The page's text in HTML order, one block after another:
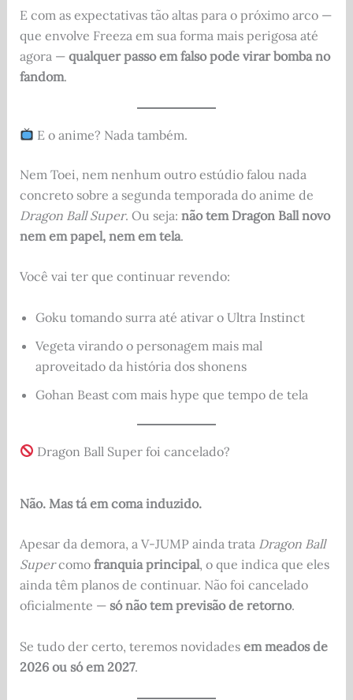
E com as expectativas tão altas para o próximo arco —
que envolve Freeza em sua forma mais perigosa até
agora — qualquer passo em falso pode virar bomba no
fandom.
E o anime? Nada também.
Nem Toei, nem nenhum outro estúdio falou nada
concreto sobre a segunda temporada do anime de
Dragon Ball Super. Ou seja: não tem Dragon Ball novo
nem em papel, nem em tela.
Você vai ter que continuar revendo:
Goku tomando surra até ativar o Ultra Instinct
Vegeta virando o personagem mais mal
aproveitado da história dos shonens
Gohan Beast com mais hype que tempo de tela
Dragon Ball Super foi cancelado?
Não. Mas tá em coma induzido.
Apesar da demora, a V-JUMP ainda trata Dragon Ball
Supercomo franquia principal, o que indica que eles
ainda têm planos de continuar. Não foi cancelado
oficialmente — só não tem previsão de retorno.
Se tudo der certo, teremos novidades em meados de
2026 ou só em 2027.